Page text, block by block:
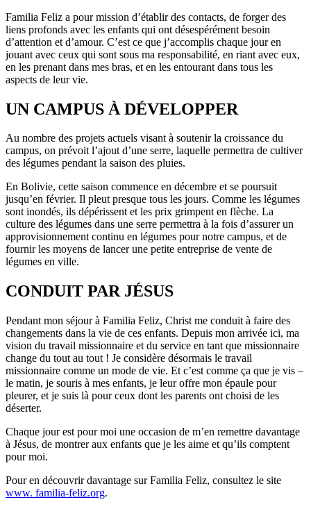
Familia Feliz a pour mission d’établir des contacts, de forger des
liens profonds avec les enfants qui ont désespérément besoin
d’attention et d’amour. C’est ce que j’accomplis chaque jour en
jouant avec ceux qui sont sous ma responsabilité, en riant avec eux,
en les prenant dans mes bras, et en les entourant dans tous les
aspects de leur vie.
UN CAMPUS À DÉVELOPPER
Au nombre des projets actuels visant à soutenir la croissance du
campus, on prévoit l’ajout d’une serre, laquelle permettra de cultiver
des légumes pendant la saison des pluies.
En Bolivie, cette saison commence en décembre et se poursuit
jusqu’en février. Il pleut presque tous les jours. Comme les légumes
sont inondés, ils dépérissent et les prix grimpent en flèche. La
culture des légumes dans une serre permettra à la fois d’assurer un
approvisionnement continu en légumes pour notre campus, et de
fournir les moyens de lancer une petite entreprise de vente de
légumes en ville.
CONDUIT PAR JÉSUS
Pendant mon séjour à Familia Feliz, Christ me conduit à faire des
changements dans la vie de ces enfants. Depuis mon arrivée ici, ma
vision du travail missionnaire et du service en tant que missionnaire
change du tout au tout ! Je considère désormais le travail
missionnaire comme un mode de vie. Et c’est comme ça que je vis –
le matin, je souris à mes enfants, je leur offre mon épaule pour
pleurer, et je suis là pour ceux dont les parents ont choisi de les
déserter.
Chaque jour est pour moi une occasion de m’en remettre davantage
à Jésus, de montrer aux enfants que je les aime et qu’ils comptent
pour moi.
Pour en découvrir davantage sur Familia Feliz, consultez le site
www. familia-feliz.org.